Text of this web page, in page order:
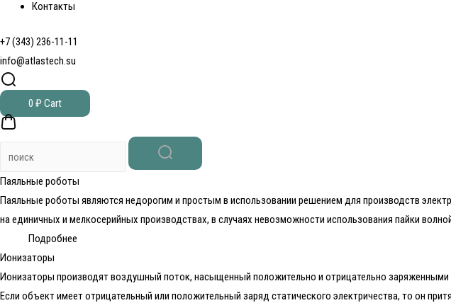
Контакты
+7 (343) 236-11-11
info@atlastech.su
0 ₽Cart
Паяльные роботы​​
Паяльные роботы являются недорогим и простым в использовании решением для производств
на единичных и мелкосерийных производствах, в случаях невозможности использования пайки
Подробнее
Ионизаторы
Ионизаторы производят воздушный поток, насыщенный положительно и отрицательно
Если объект имеет отрицательный или положительный заряд статического электричества, то он